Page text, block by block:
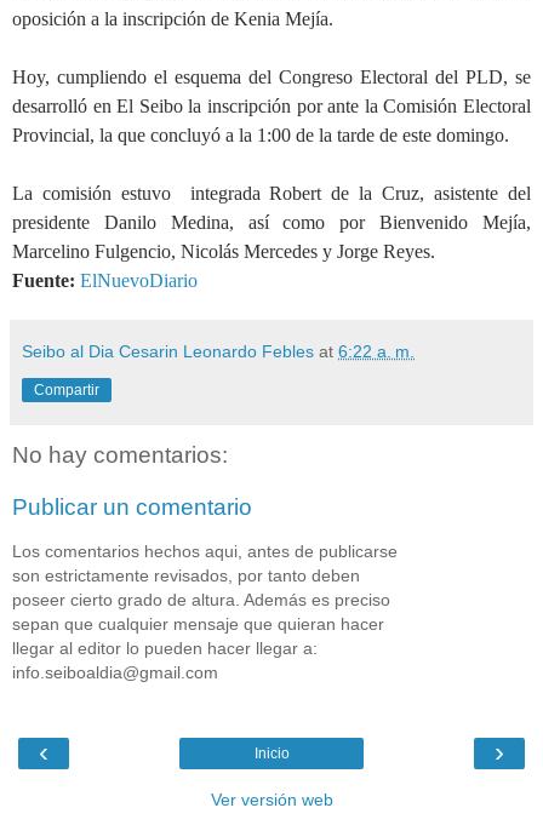
oposición a la inscripción de Kenia Mejía.
Hoy, cumpliendo el esquema del Congreso Electoral del PLD, se
desarrolló en El Seibo la inscripción por ante la Comisión Electoral
Provincial, la que concluyó a la 1:00 de la tarde de este domingo.
La comisión estuvo integrada Robert de la Cruz, asistente del
presidente Danilo Medina, así como por Bienvenido Mejía,
Marcelino Fulgencio, Nicolás Mercedes y Jorge Reyes.
Fuente: ElNuevoDiario
Seibo al Dia Cesarin Leonardo Febles at 6:22 a. m.
Compartir
No hay comentarios:
Publicar un comentario
Los comentarios hechos aqui, antes de publicarse
son estrictamente revisados, por tanto deben
poseer cierto grado de altura. Además es preciso
sepan que cualquier mensaje que quieran hacer
llegar al editor lo pueden hacer llegar a:
info.seiboaldia@gmail.com
‹ ›
Inicio
Ver versión web